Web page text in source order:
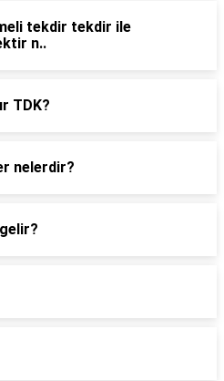
tekdir tekdir ile
n..
TDK?
nelerdir?